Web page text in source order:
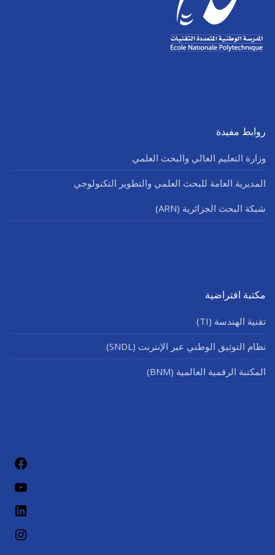
روابط مفيدة
وزارة التعليم العالي والبحث العلمي
المديرية العامة للبحث العلمي والتطوير التكنولوجي
شبكة البحث الجزائرية (ARN)
مكتبة افتراضية
تقنية الهندسة (TI)
نظام التوثيق الوطني عبر الإنترنت (SNDL)
المكتبة الرقمية العالمية (BNM)
لينكد إن